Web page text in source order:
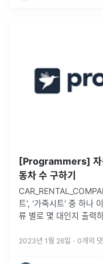
[Programmers] 자
동차 수 구하기
트', '가죽시트' 중 하나
류 별로 몇 대인지 출력
2023년 1월 26일 · 0개의